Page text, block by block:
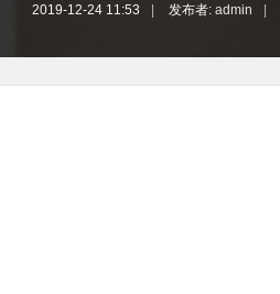
2019-12-24 11:53 发布者: admin